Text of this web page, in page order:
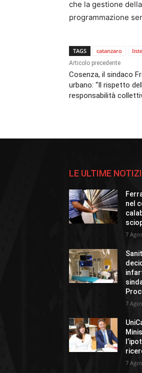
che la gestione
programmazione
TAGS catanzaro
Articolo precedente
Cosenza, il sindaco
urbano: “Il rispetto
responsabilità
LE ULTIME
nel
7
7
7